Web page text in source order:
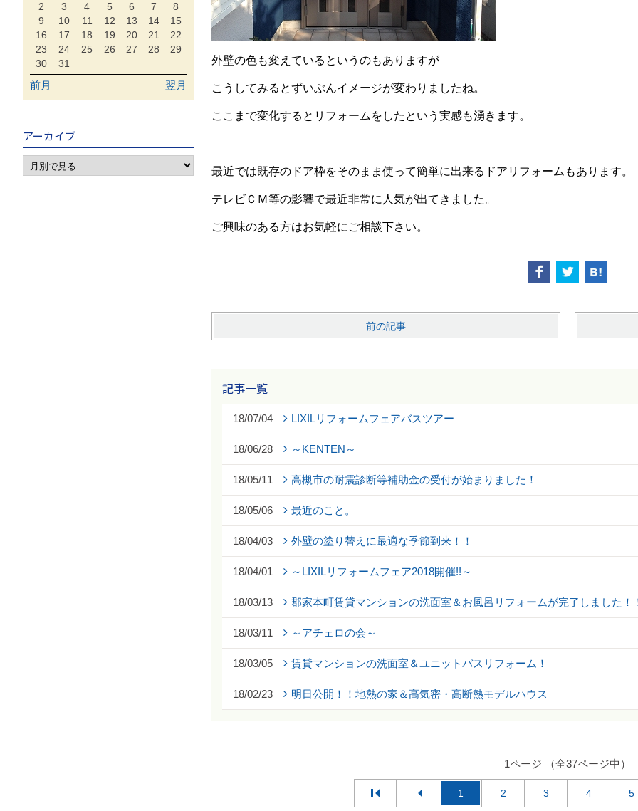
外壁の色も変えているというのもありますが
こうしてみるとずいぶんイメージが変わりましたね。
ここまで変化するとリフォームをしたという実感も湧きます。
最近では既存のドア枠をそのまま使って簡単に出来るドアリフォームもあります。
テレビＣＭ等の影響で最近非常に人気が出てきました。
ご興味のある方はお気軽にご相談下さい。
前の記事
記事一覧
18/07/04 LIXILリフォームフェアバスツアー
18/06/28 ～KENTEN～
18/05/11 高槻市の耐震診断等補助金の受付が始まりました！
18/05/06 最近のこと。
18/04/03 外壁の塗り替えに最適な季節到来！！
18/04/01 ～LIXILリフォームフェア2018開催!!～
18/03/13 郡家本町賃貸マンションの洗面室＆お風呂リフォームが完了しました！
18/03/11 ～アチェロの会～
18/03/05 賃貸マンションの洗面室＆ユニットバスリフォーム！
18/02/23 明日公開！！地熱の家＆高気密・高断熱モデルハウス
1ページ （全37ページ中）
1 2 3 4 5
2
3 4 5 6 7
8
9
10 11 12 13 14
15
16
17 18 19 20 21
22
23
24 25 26 27 28
29
30
31
前月 翌月
アーカイブ